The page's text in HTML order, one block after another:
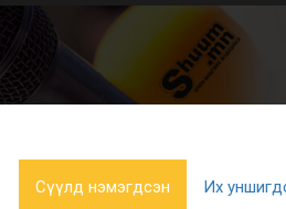
Сүүлд нэмэгдсэн Их